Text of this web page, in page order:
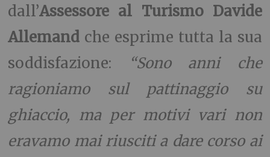
dall’Assessore al Turismo Davide
Allemand che esprime tutta la sua
soddisfazione:
“Sono anni che
ragioniamo sul pattinaggio su
ghiaccio, ma per motivi vari non
eravamo mai riusciti a dare corso ai